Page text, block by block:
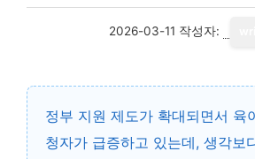
2026-03-11 작성자:
정부 지원 제도가 확대되면서 육
청자가 급증하고 있는데, 생각보